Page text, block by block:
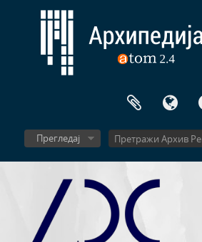
Прегледај